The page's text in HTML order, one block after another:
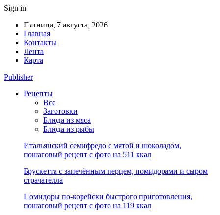
Sign in
Пятница, 7 августа, 2026
Главная
Контакты
Лента
Карта
Publisher
Рецепты
Все
Заготовки
Блюда из мяса
Блюда из рыбы
Итальянский семифредо с мятой и шоколадом,
пошаговый рецепт с фото на 511 ккал
Брускетта с запечённым перцем, помидорами и сыром
страчателла
Помидоры по-корейски быстрого приготовления,
пошаговый рецепт с фото на 119 ккал